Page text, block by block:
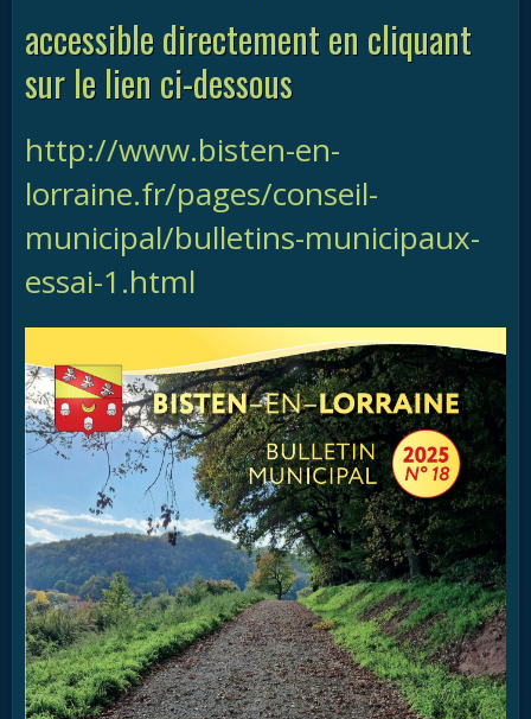
accessible directement en cliquant
sur le lien ci-dessous
http://www.bisten-en-
lorraine.fr/pages/conseil-
municipal/bulletins-municipaux-
essai-1.html